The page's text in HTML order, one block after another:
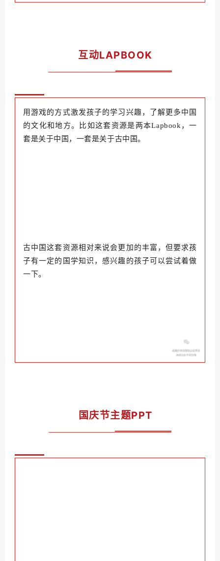
互动LAPBOOK
用游戏的方式激发孩子的学习兴趣，了解更多中国
的文化和地方。比如这套资源是两本Lapbook，一
套是关于中国，一套是关于古中国。
古中国这套资源相对来说会更加的丰富，但要求孩
子有一定的国学知识，感兴趣的孩子可以尝试着做
一下。
国庆节主题PPT